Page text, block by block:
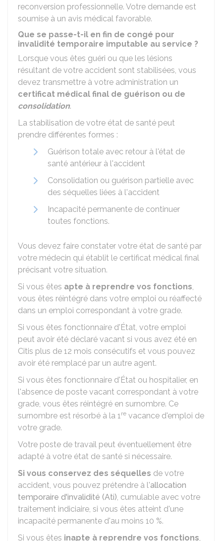
reconversion professionnelle. Votre demande est
soumise à un avis médical favorable.
Que se passe-t-il en fin de congé pour
invalidité temporaire imputable au service ?
Lorsque vous êtes guéri ou que les lésions
résultant de votre accident sont stabilisées, vous
devez transmettre à votre administration un
certificat médical final de guérison ou de
consolidation.
La stabilisation de votre état de santé peut
prendre différentes formes :
Guérison totale avec retour à l'état de
santé antérieur à l'accident
Consolidation ou guérison partielle avec
des séquelles liées à l'accident
Incapacité permanente de continuer
toutes fonctions.
Vous devez faire constater votre état de santé par
votre médecin qui établit le certificat médical final
précisant votre situation.
Si vous êtes apte à reprendre vos fonctions,
vous êtes réintégré dans votre emploi ou réaffecté
dans un emploi correspondant à votre grade.
Si vous êtes fonctionnaire d'État, votre emploi
peut avoir été déclaré vacant si vous avez été en
Citis plus de 12 mois consécutifs et vous pouvez
avoir été remplacé par un autre agent.
Si vous êtes fonctionnaire d'État ou hospitalier, en
l'absence de poste vacant correspondant à votre
grade, vous êtes réintégré en surnombre. Ce
surnombre est résorbé à la 1re vacance d'emploi de
votre grade.
Votre poste de travail peut éventuellement être
adapté à votre état de santé si nécessaire.
Si vous conservez des séquelles de votre
accident, vous pouvez prétendre à l'allocation
temporaire d'invalidité (Ati), cumulable avec votre
traitement indiciaire, si vous êtes atteint d'une
incapacité permanente d'au moins 10 %.
Si vous êtes inapte à reprendre vos fonctions,